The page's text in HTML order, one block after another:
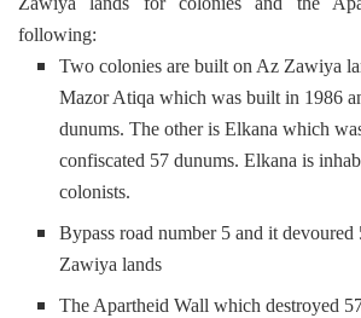
following:
Two colonies are built on Az Zawiya
Mazor Atiqa which was built in 1986
dunums. The other is Elkana which
confiscated 57 dunums. Elkana is
colonists.
Bypass road number 5 and it
Zawiya lands
The Apartheid Wall which destroyed